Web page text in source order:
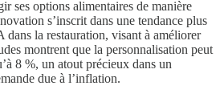
ses options alimentaires de manière
s’inscrit dans une tendance plus
dans la restauration, visant à améliorer
montrent que la personnalisation peut
8 %, un atout précieux dans un
due à l’inflation.